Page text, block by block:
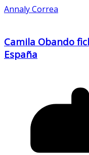
Annaly Correa
Camila Obando
España